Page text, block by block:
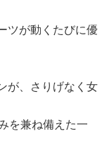
ツが動くたびに優
が、さりげなく女
を兼ね備えた一